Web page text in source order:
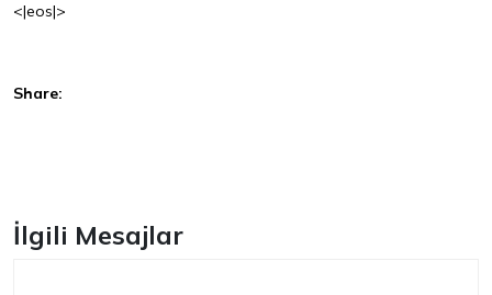
<|eos|>
Share:
İlgili Mesajlar